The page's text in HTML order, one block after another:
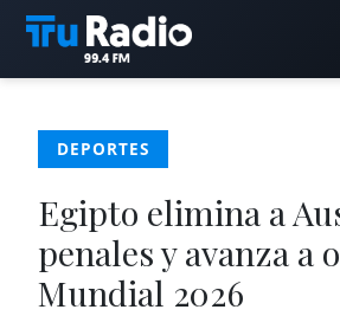
DEPORTES
Egipto elimina a
penales y avanza a
Mundial 2026